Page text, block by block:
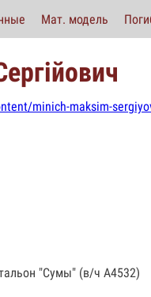
Мат. модель
minich-maksim-
"Сумы" (в/ч А4532)